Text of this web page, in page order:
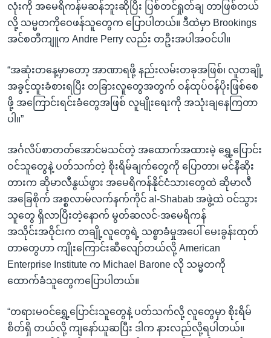
လုံးကို အမေရိကန်မဆန်ဘူးဆိုပြီး ပြစ်တင်ရှုတ်ချ တာဖြစ်တယ်
လို့ သမ္မတကိုဝေဖန်သူတွေက ပြောပါတယ်။ ဒီထဲမှာ Brookings
အင်စတီကျူက Andre Perry လည်း တဦးအပါအဝင်ပါ။
“အဆုံးတနေ့မှာတော့ အာဏာရဖို့ နည်းလမ်းတခုအဖြစ်၊ လူတချို့
အခွင့်ထူးခံစားရပြီး တခြားလူတွေအတွက် ဝန်ထုပ်ဝန်ပိုးဖြစ်စေ
ဖို့ အကြောင်းရင်းခံတွေအဖြစ် လူမျိုးရေးကို အသုံးချနေကြတာ
ပါ။”
အင်္ဂလိပ်စာတတ်အောင်မသင်တဲ့ အထောက်အထားမဲ့ ရွှေ့ပြောင်း
ဝင်သူတွေနဲ့ ပတ်သက်တဲ့ စိုးရိမ်ချက်တွေကို ပြောတာ၊ မင်နီဆိုး
တားက ဆိုမာလီနွယ်ဖွား အမေရိကန်နိုင်ငံသားတွေထဲ ဆိုမာလီ
အခြေစိုက် အစ္စလာမ်လက်နက်ကိုင် al-Shabab အဖွဲ့ထဲ ဝင်သွား
သူတွေ ရှိလာပြီးတဲ့နောက် မွတ်ဆလင်-အမေရိကန်
အသိုင်းအဝိုင်းက တချို့လူတွေရဲ့ သစ္စာခံမှုအပေါ် မေးခွန်းထုတ်
တာတွေဟာ ကျိုးကြောင်းဆီလျော်တယ်လို့ American
Enterprise Institute က Michael Barone လို သမ္မတကို
ထောက်ခံသူတွေကပြောပါတယ်။
“တရားမဝင်ရွှေ့ပြောင်းသူတွေနဲ့ ပတ်သက်လို့ လူတွေမှာ စိုးရိမ်
စိတ်ရှိ တယ်လို့ ကျနော်ယူဆပြီး ဒါက နားလည်လို့ရပါတယ်။